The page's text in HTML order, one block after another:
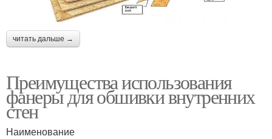
читать дальше →
Преимущества использования
фанеры для обшивки внутренних
стен
Наименование